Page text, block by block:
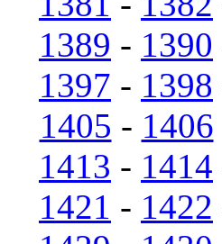
1389 - 1390
1397 - 1398
1405 - 1406
1413 - 1414
1421 - 1422